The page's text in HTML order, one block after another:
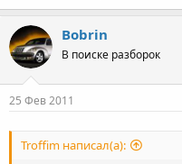
Bobrin
В поиске разборок
25 Фев 2011
Troffim написал(а):